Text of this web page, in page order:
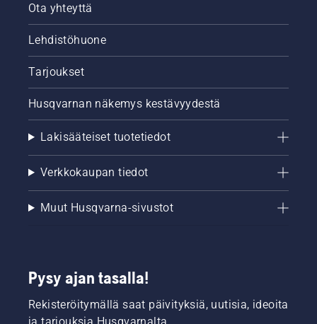
Ota yhteyttä
Lehdistöhuone
Tarjoukset
Husqvarnan näkemys kestävyydestä
Lakisääteiset tuotetiedot
Verkkokaupan tiedot
Muut Husqvarna-sivustot
Pysy ajan tasalla!
Rekisteröitymällä saat päivityksiä, uutisia, ideoita